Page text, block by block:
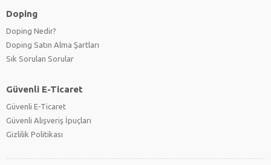
Doping
Doping Nedir?
Doping Satın Alma Şartları
Sık Sorulan Sorular
Güvenli E-Ticaret
Güvenli E-Ticaret
Güvenli Alışveriş İpuçları
Gizlilik Politikası